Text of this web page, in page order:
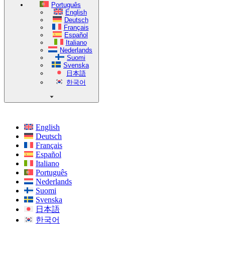
Português
English
Deutsch
Français
Español
Italiano
Nederlands
Suomi
Svenska
日本語
한국어
English
Deutsch
Français
Español
Italiano
Português
Nederlands
Suomi
Svenska
日本語
한국어